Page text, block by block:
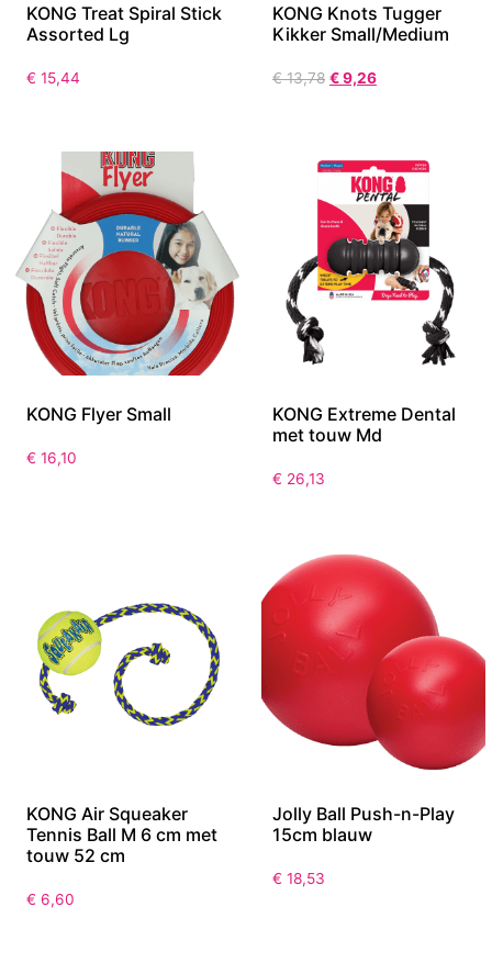
KONG Treat Spiral Stick
Assorted Lg
€ 15,44
KONG Knots Tugger
Kikker Small/Medium
€13,78 €9,26
KONG Flyer Small
€ 16,10
KONG Extreme Dental
met touw Md
€ 26,13
KONG Air Squeaker
Tennis Ball M 6 cm met
touw 52 cm
€ 6,60
Jolly Ball Push-n-Play
15cm blauw
€ 18,53